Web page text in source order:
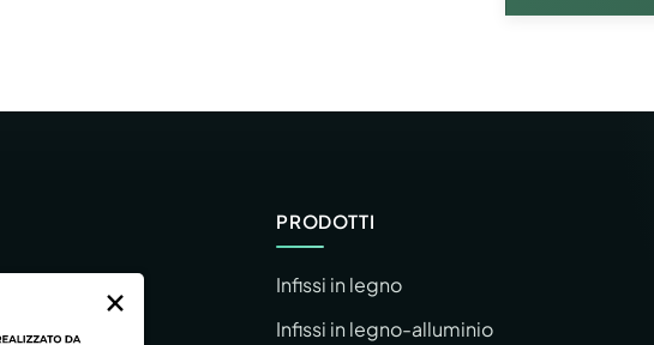
PRODOTTI
Infissi in legno
Infissi in legno-alluminio
×